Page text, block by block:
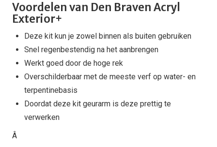
Voordelen van Den Braven Acryl
Exterior+
Deze kit kun je zowel binnen als buiten gebruiken
Snel regenbestendig na het aanbrengen
Werkt goed door de hoge rek
Overschilderbaar met de meeste verf op water- en
terpentinebasis
Doordat deze kit geurarm is deze prettig te
verwerken
Â